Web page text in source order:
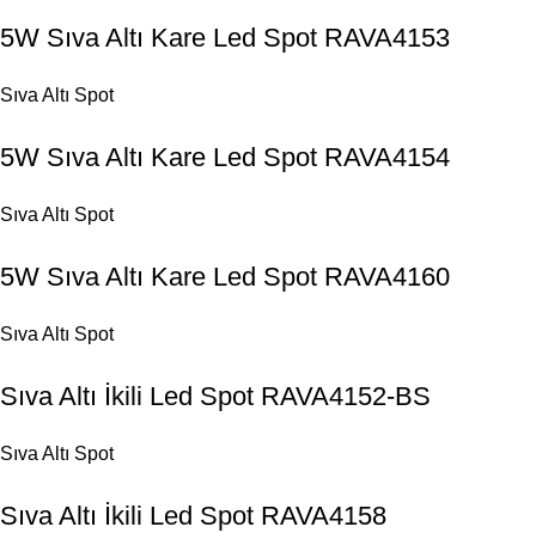
5W Sıva Altı Kare Led Spot RAVA4153
Sıva Altı Spot
5W Sıva Altı Kare Led Spot RAVA4154
Sıva Altı Spot
5W Sıva Altı Kare Led Spot RAVA4160
Sıva Altı Spot
Sıva Altı İkili Led Spot RAVA4152-BS
Sıva Altı Spot
Sıva Altı İkili Led Spot RAVA4158